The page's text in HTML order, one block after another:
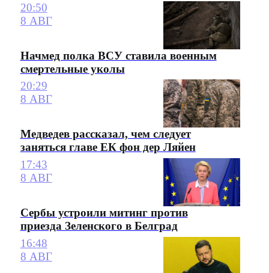
20:50
8 АВГ
Начмед полка ВСУ ставила военным
смертельные уколы
20:29
8 АВГ
Медведев рассказал, чем следует
заняться главе ЕК фон дер Ляйен
17:43
8 АВГ
Сербы устроили митинг против
приезда Зеленского в Белград
16:48
8 АВГ